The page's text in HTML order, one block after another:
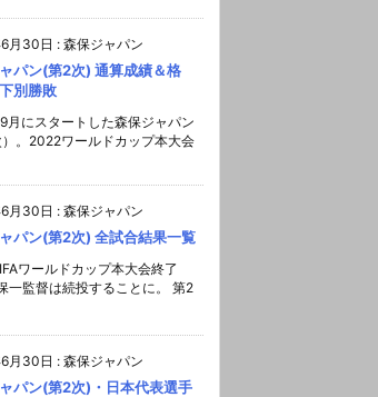
月30日 : 森保ジャパン
パン(第2次) 通算成績＆格
別勝敗
月にスタートした森保ジャパン
）。2022ワールドカップ本大会
月30日 : 森保ジャパン
パン(第2次) 全試合結果一覧
ワールドカップ本大会終了
一監督は続投することに。 第2
月30日 : 森保ジャパン
パン(第2次)・日本代表選手